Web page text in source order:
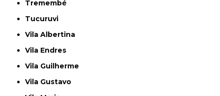
Tremembé
Tucuruvi
Vila Albertina
Vila Endres
Vila Guilherme
Vila Gustavo